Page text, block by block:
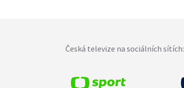
Česká televize na sociálních sítích: